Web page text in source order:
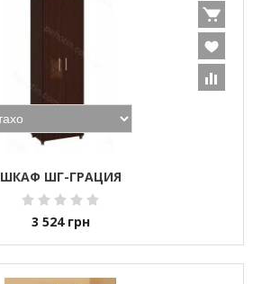
ШКАФ ШГ-ГРАЦИЯ
3 524 грн